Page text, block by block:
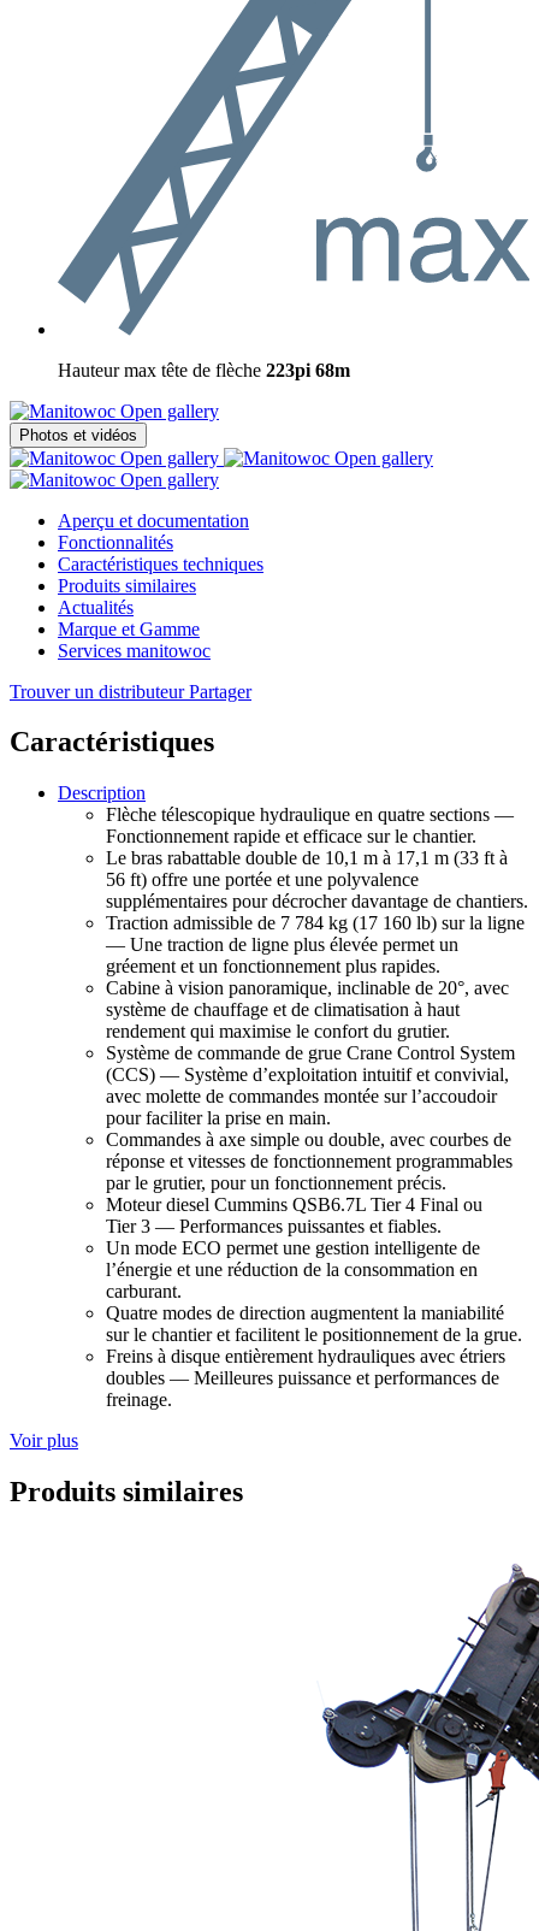
Hauteur max tête de flèche 223pi 68m
Open gallery
Photos et vidéos
Open gallery
Open gallery
Open gallery
Aperçu et documentation
Fonctionnalités
Caractéristiques techniques
Produits similaires
Actualités
Marque et Gamme
Services manitowoc
Trouver un distributeur Partager
Caractéristiques
Description
Flèche télescopique hydraulique en quatre sections —
Fonctionnement rapide et efficace sur le chantier.
Le bras rabattable double de 10,1 m à 17,1 m (33 ft à
56 ft) offre une portée et une polyvalence
supplémentaires pour décrocher davantage de chantiers.
Traction admissible de 7 784 kg (17 160 lb) sur la ligne
— Une traction de ligne plus élevée permet un
gréement et un fonctionnement plus rapides.
Cabine à vision panoramique, inclinable de 20°, avec
système de chauffage et de climatisation à haut
rendement qui maximise le confort du grutier.
Système de commande de grue Crane Control System
(CCS) — Système d’exploitation intuitif et convivial,
avec molette de commandes montée sur l’accoudoir
pour faciliter la prise en main.
Commandes à axe simple ou double, avec courbes de
réponse et vitesses de fonctionnement programmables
par le grutier, pour un fonctionnement précis.
Moteur diesel Cummins QSB6.7L Tier 4 Final ou
Tier 3 — Performances puissantes et fiables.
Un mode ECO permet une gestion intelligente de
l’énergie et une réduction de la consommation en
carburant.
Quatre modes de direction augmentent la maniabilité
sur le chantier et facilitent le positionnement de la grue.
Freins à disque entièrement hydrauliques avec étriers
doubles — Meilleures puissance et performances de
freinage.
Voir plus
Produits similaires